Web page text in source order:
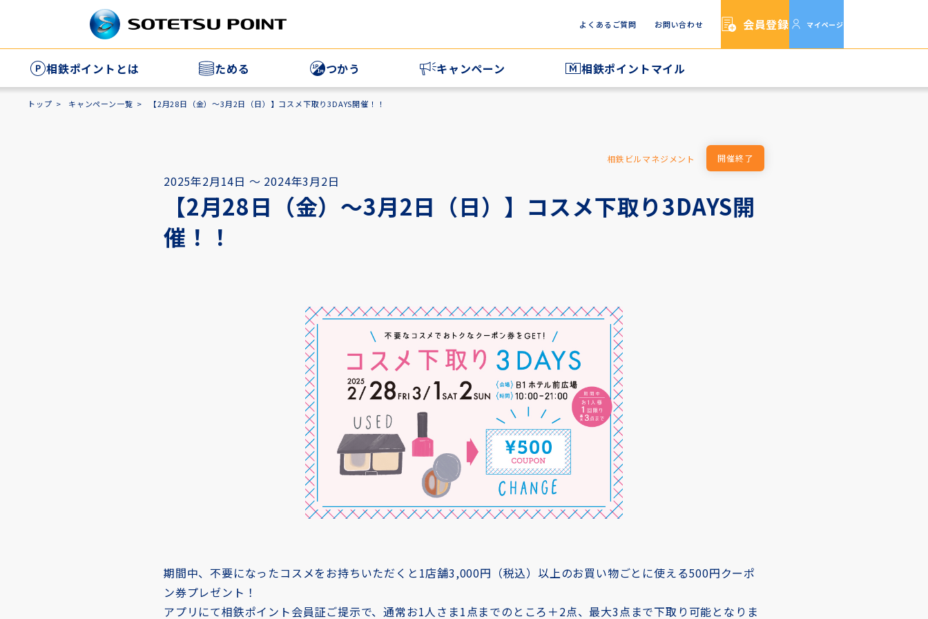
よくあるご質問 お問い合わせ 会員登録 マイページ
相鉄ポイントとは ためる つかう
相鉄ポイントをつかう
キャンペーン 相鉄ポイントマイル
相鉄ポイントマイルをつかう
トップ キャンペーン一覧 【2月28日（金）～3月2日（日）】コスメ下取り3DAYS開催！！
2025年2月14日 ～ 2024年3月2日
相鉄ビルマネジメント 開催終了
【2月28日（金）～3月2日（日）】コスメ下取り3DAYS開
催！！
期間中、不要になったコスメをお持ちいただくと1店舗3,000円（税込）以上のお買い物ごとに使える500円クーポ
ン券プレゼント！
アプリにて相鉄ポイント会員証ご提示で、通常お1人さま1点までのところ＋2点、最大3点まで下取り可能となりま